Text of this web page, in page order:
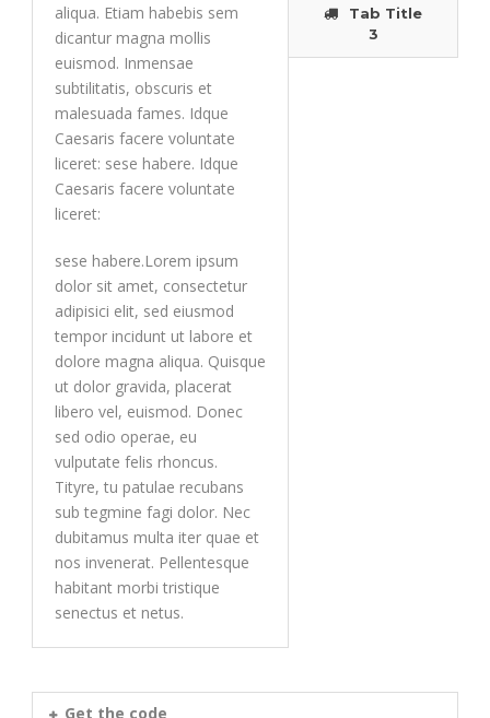
Tab Title
3
aliqua. Etiam habebis sem
dicantur magna mollis
euismod. Inmensae
subtilitatis, obscuris et
malesuada fames. Idque
Caesaris facere voluntate
liceret: sese habere. Idque
Caesaris facere voluntate
liceret:
sese habere.Lorem ipsum
dolor sit amet, consectetur
adipisici elit, sed eiusmod
tempor incidunt ut labore et
dolore magna aliqua. Quisque
ut dolor gravida, placerat
libero vel, euismod. Donec
sed odio operae, eu
vulputate felis rhoncus.
Tityre, tu patulae recubans
sub tegmine fagi dolor. Nec
dubitamus multa iter quae et
nos invenerat. Pellentesque
habitant morbi tristique
senectus et netus.
Get the code